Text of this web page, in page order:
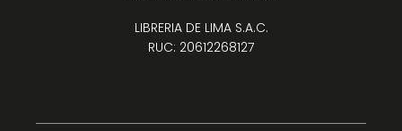
LIBRERIA DE LIMA S.A.C.
RUC: 20612268127